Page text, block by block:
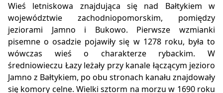
Wieś letniskowa znajdująca się nad Bałtykiem w
województwie zachodniopomorskim, pomiędzy
jeziorami Jamno i Bukowo. Pierwsze wzmianki
pisemne o osadzie pojawiły się w 1278 roku, była to
wówczas wieś o charakterze rybackim. W
średniowieczu Łazy leżały przy kanale łączącym jezioro
Jamno z Bałtykiem, po obu stronach kanału znajdowały
się komory celne. Wielki sztorm na morzu w 1690 roku